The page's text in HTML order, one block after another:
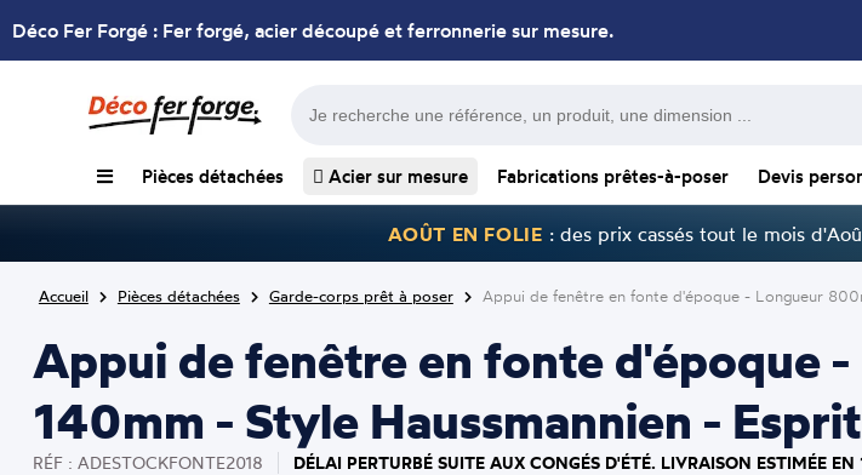
Déco Fer Forgé : Fer forgé, acier découpé et ferronnerie sur mesure.
Pièces détachées Acier sur mesure Fabrications prêtes-à-poser Devis
AOÛT EN FOLIE : des prix cassés tout le mois
Accueil Pièces détachées Garde-corps prêt à poser Appui de fenêtre en fonte d'époque - Longueur
Appui de fenêtre en fonte d'époque
140mm - Style Haussmannien -
RÉF : ADESTOCKFONTE2018 DÉLAI PERTURBÉ SUITE AUX CONGÉS D'ÉTÉ. LIVRAISON ESTIMÉE